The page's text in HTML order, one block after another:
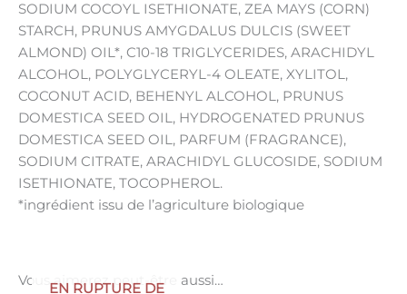
SODIUM COCOYL ISETHIONATE, ZEA MAYS (CORN)
STARCH, PRUNUS AMYGDALUS DULCIS (SWEET
ALMOND) OIL*, C10-18 TRIGLYCERIDES, ARACHIDYL
ALCOHOL, POLYGLYCERYL-4 OLEATE, XYLITOL,
COCONUT ACID, BEHENYL ALCOHOL, PRUNUS
DOMESTICA SEED OIL, HYDROGENATED PRUNUS
DOMESTICA SEED OIL, PARFUM (FRAGRANCE),
SODIUM CITRATE, ARACHIDYL GLUCOSIDE, SODIUM
ISETHIONATE, TOCOPHEROL.
*ingrédient issu de l’agriculture biologique
Vous aimerez peut-être aussi…
EN RUPTURE DE